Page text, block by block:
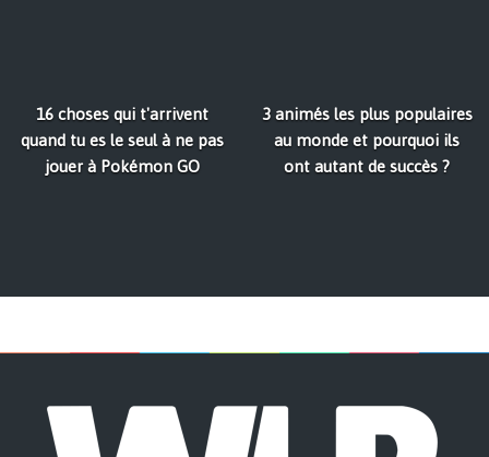
16 choses qui t'arrivent
quand tu es le seul à ne pas
jouer à Pokémon GO
3 animés les plus populaires
au monde et pourquoi ils
ont autant de succès ?